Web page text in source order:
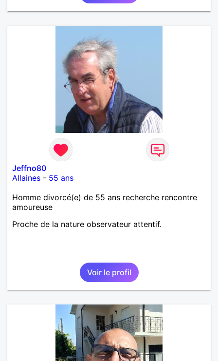
Jeffno80
Allaines - 55 ans
Homme divorcé(e) de 55 ans recherche rencontre
amoureuse
Proche de la nature observateur attentif.
Voir le profil